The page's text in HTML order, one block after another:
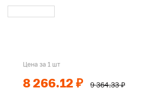
Цена за 1 шт
8 266.12 ₽ 9 364.33 ₽